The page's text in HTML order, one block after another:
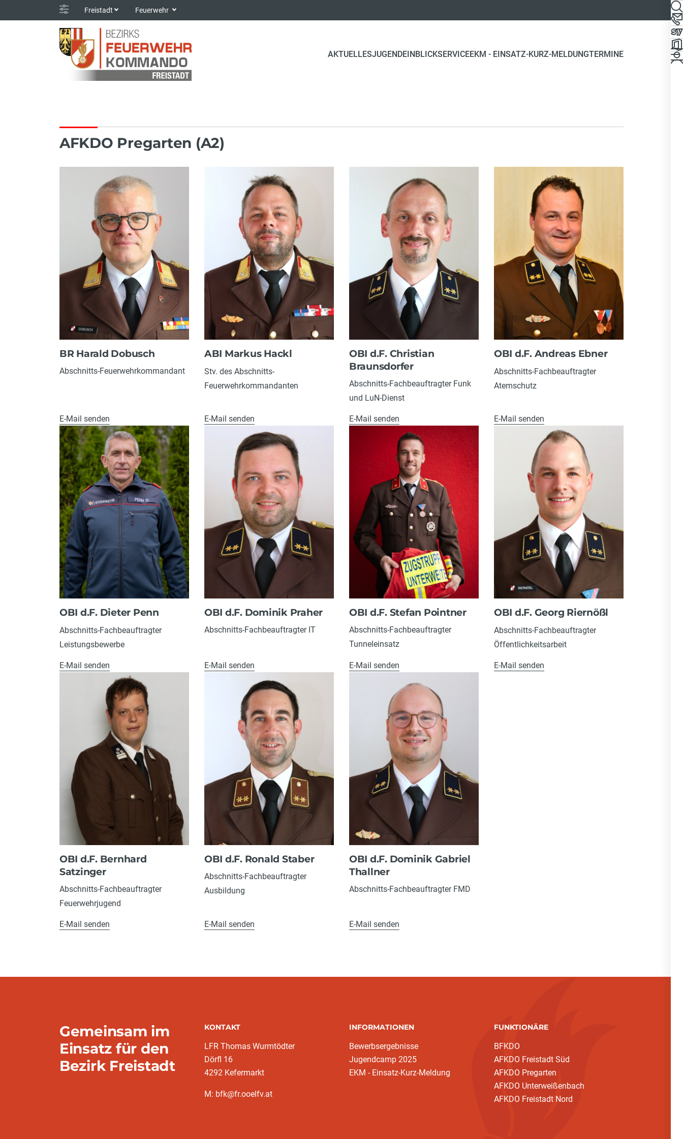
Freistadt Feuerwehr
AKTUELLESJUGENDEINBLICKSERVICEEKM - EINSATZ-KURZ-MELDUNGTERMINE
AFKDO Pregarten (A2)
BR Harald Dobusch
Abschnitts-Feuerwehrkommandant
E-Mail senden
ABI Markus Hackl
Stv. des Abschnitts-
Feuerwehrkommandanten
E-Mail senden
OBI d.F. Christian
Braunsdorfer
Abschnitts-Fachbeauftragter Funk
und LuN-Dienst
E-Mail senden
OBI d.F. Andreas Ebner
Abschnitts-Fachbeauftragter
Atemschutz
E-Mail senden
OBI d.F. Dieter Penn
Abschnitts-Fachbeauftragter
Leistungsbewerbe
E-Mail senden
OBI d.F. Dominik Praher
Abschnitts-Fachbeauftragter IT
E-Mail senden
OBI d.F. Stefan Pointner
Abschnitts-Fachbeauftragter
Tunneleinsatz
E-Mail senden
OBI d.F. Georg Riernößl
Abschnitts-Fachbeauftragter
Öffentlichkeitsarbeit
E-Mail senden
OBI d.F. Bernhard
Satzinger
Abschnitts-Fachbeauftragter
Feuerwehrjugend
E-Mail senden
OBI d.F. Ronald Staber
Abschnitts-Fachbeauftragter
Ausbildung
E-Mail senden
OBI d.F. Dominik Gabriel
Thallner
Abschnitts-Fachbeauftragter FMD
E-Mail senden
Gemeinsam im
Einsatz für den
Bezirk Freistadt
KONTAKT
LFR Thomas Wurmtödter
Dörfl 16
4292 Kefermarkt
M: bfk@fr.ooelfv.at
INFORMATIONEN
Bewerbsergebnisse
Jugendcamp 2025
EKM - Einsatz-Kurz-Meldung
FUNKTIONÄRE
BFKDO
AFKDO Freistadt Süd
AFKDO Pregarten
AFKDO Unterweißenbach
AFKDO Freistadt Nord